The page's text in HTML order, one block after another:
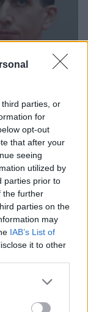
parties, or
for
opt-out
that after your
seeing
utilized by
parties prior to
the further
parties on the
may
IAB’s List of
it to other
more Google
may click to
νύχτα που
σε λίγα